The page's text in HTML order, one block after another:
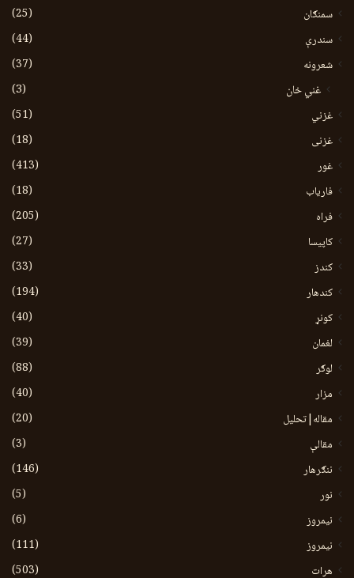
سمنګان
(25)
سندرې
(44)
شعرونه
(37)
غني خان
(3)
غزني
(51)
غزنی
(18)
غور
(413)
فاریاب
(18)
فراه
(205)
کاپیسا
(27)
کندز
(33)
کندهار
(194)
کونړ
(40)
لغمان
(39)
لوګر
(88)
مزار
(40)
مقاله|تحلیل
(20)
مقالې
(3)
ننګرهار
(146)
نور
(5)
نيمروز
(6)
نیمروز
(111)
هرات
(503)